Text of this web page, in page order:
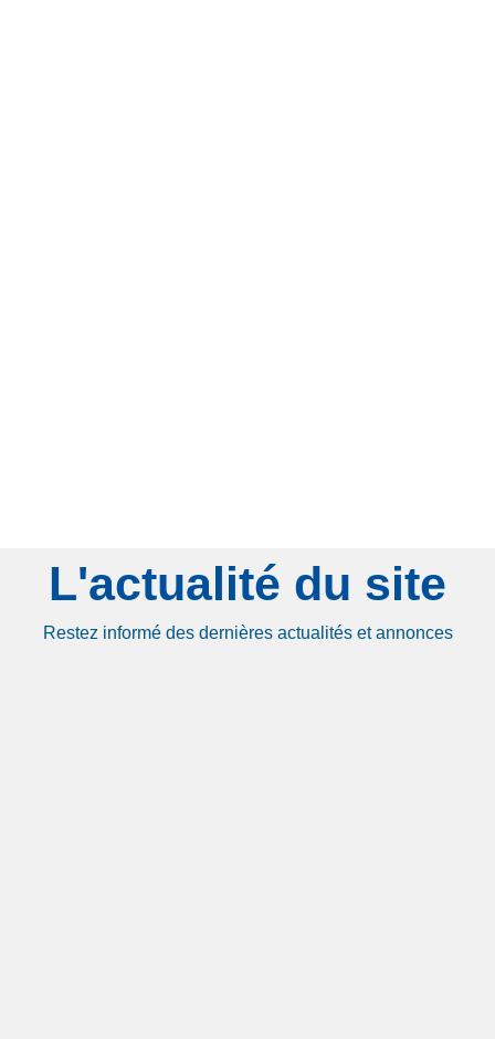
L'actualité du site
Restez informé des dernières actualités et annonces